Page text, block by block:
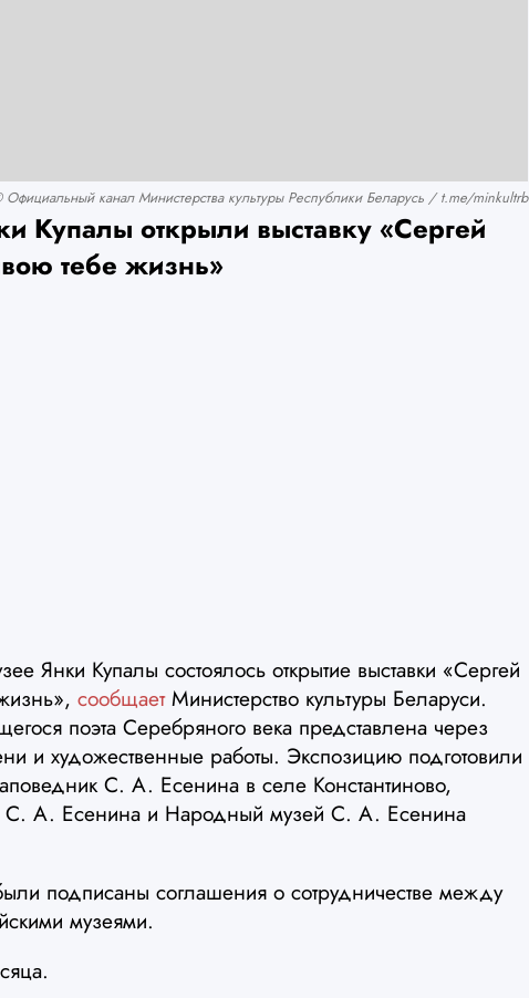
Официальный канал Министерства культуры Республики Беларусь / t.me/minkultrb
Купалы открыли выставку «Сергей
тебе жизнь»
Янки Купалы состоялось открытие выставки «Сергей
сообщаетМинистерство культуры Беларуси.
поэта Серебряного века представлена через
и художественные работы. Экспозицию подготовили
С. А. Есенина в селе Константиново,
С. А. Есенина и Народный музей С. А. Есенина
подписаны соглашения о сотрудничестве между
музеями.